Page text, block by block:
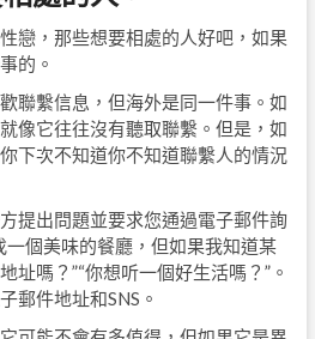
戀，那些想要相處的人好吧，如果
的。
聯繫信息，但海外是同一件事。如
像它往往沒有聽取聯繫。但是，如
下次不知道你不知道聯繫人的情況
提出問題並要求您通過電子郵件詢
一個美味的餐廳，但如果我知道某
址嗎？”“你想听一個好生活嗎？”。
郵件地址和SNS。